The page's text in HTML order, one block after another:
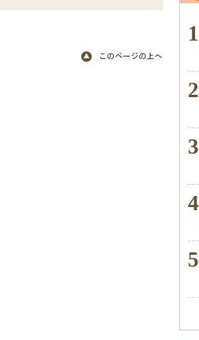
1
2
3
4
5